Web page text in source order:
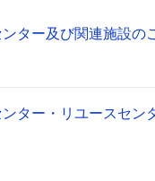
ター及び関連施設の
ター・リユースセン